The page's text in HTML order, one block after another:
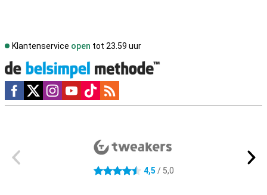
Klantenservice open tot 23.59 uur
Social media
4.5 sterren 4,5 / 5,0